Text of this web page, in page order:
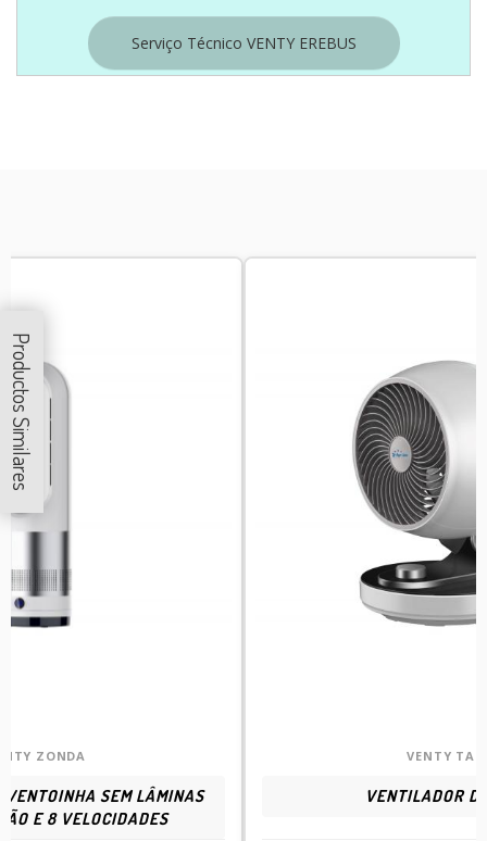
Serviço Técnico VENTY EREBUS
Productos Similares
ZONDA
VENTOINHA SEM LÂMINAS
E 8 VELOCIDADES
VENTY TA
VENTILADOR